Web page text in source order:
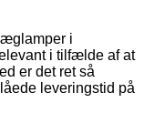
i
i tilfælde af at
er det ret så
leveringstid på